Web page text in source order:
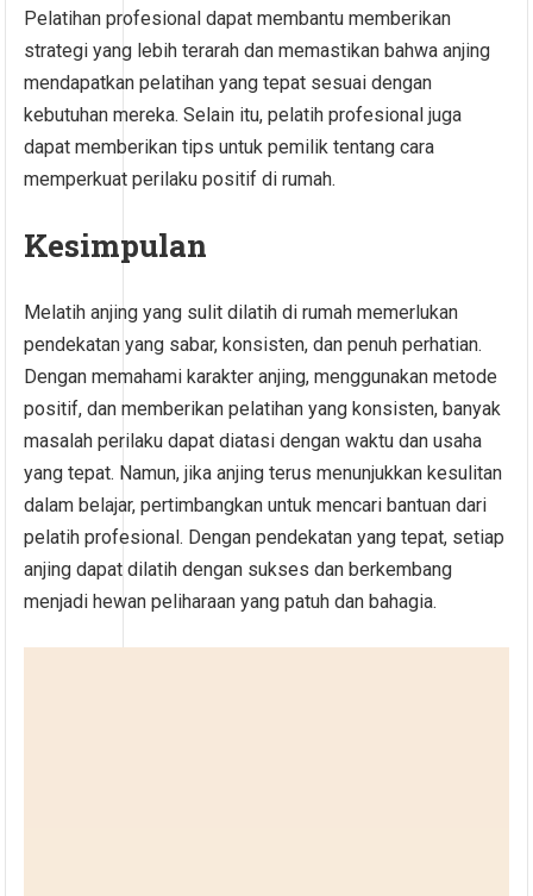
Pelatihan profesional dapat membantu memberikan
strategi yang lebih terarah dan memastikan bahwa anjing
mendapatkan pelatihan yang tepat sesuai dengan
kebutuhan mereka. Selain itu, pelatih profesional juga
dapat memberikan tips untuk pemilik tentang cara
memperkuat perilaku positif di rumah.
Kesimpulan
Melatih anjing yang sulit dilatih di rumah memerlukan
pendekatan yang sabar, konsisten, dan penuh perhatian.
Dengan memahami karakter anjing, menggunakan metode
positif, dan memberikan pelatihan yang konsisten, banyak
masalah perilaku dapat diatasi dengan waktu dan usaha
yang tepat. Namun, jika anjing terus menunjukkan kesulitan
dalam belajar, pertimbangkan untuk mencari bantuan dari
pelatih profesional. Dengan pendekatan yang tepat, setiap
anjing dapat dilatih dengan sukses dan berkembang
menjadi hewan peliharaan yang patuh dan bahagia.